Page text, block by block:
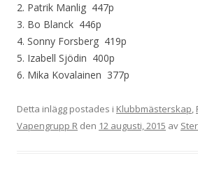
2. Patrik Manlig 447p
3. Bo Blanck 446p
4. Sonny Forsberg 419p
5. Izabell Sjödin 400p
6. Mika Kovalainen 377p
Detta inlägg postades i Klubbmästerskap,
Vapengrupp R den 12 augusti, 2015 av